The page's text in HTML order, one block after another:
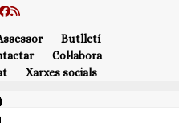
Facebook
RSS
Butlletí
Col·labora
Xarxes socials